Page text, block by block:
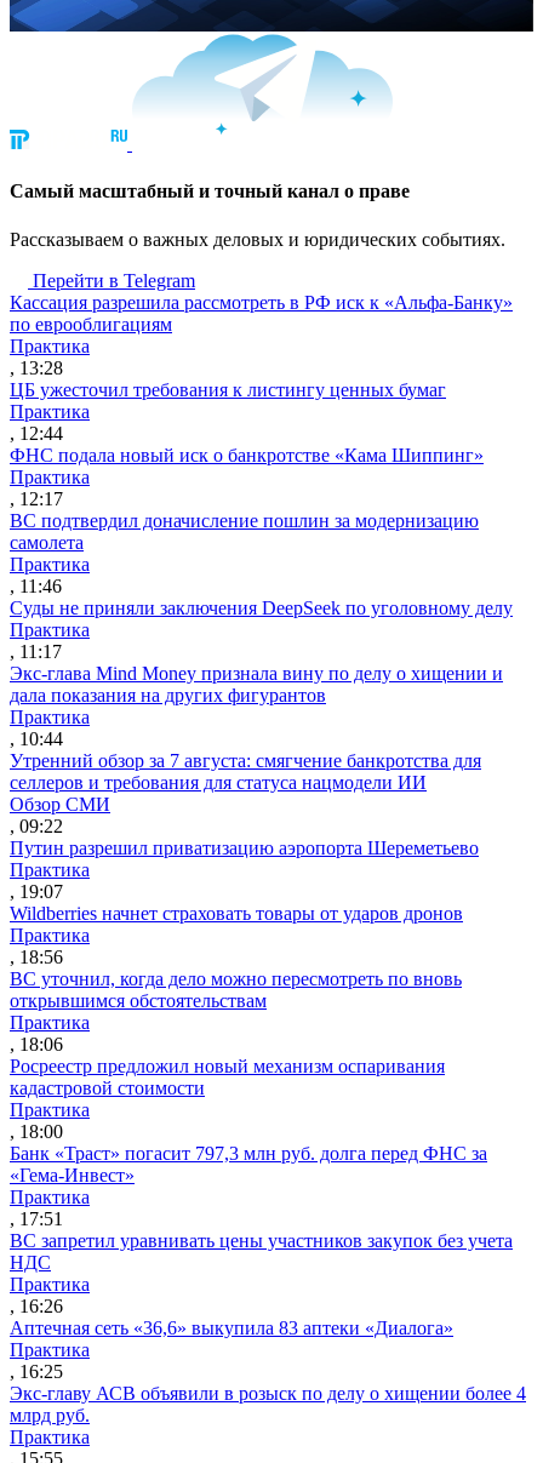
Cамый масштабный и точный канал о праве
Рассказываем о важных деловых и юридических событиях.
Перейти в Telegram
Кассация разрешила рассмотреть в РФ иск к «Альфа-Банку»
по еврооблигациям
Практика
, 13:28
ЦБ ужесточил требования к листингу ценных бумаг
Практика
, 12:44
ФНС подала новый иск о банкротстве «Кама Шиппинг»
Практика
, 12:17
ВС подтвердил доначисление пошлин за модернизацию
самолета
Практика
, 11:46
Суды не приняли заключения DeepSeek по уголовному делу
Практика
, 11:17
Экс-глава Mind Money признала вину по делу о хищении и
дала показания на других фигурантов
Практика
, 10:44
Утренний обзор за 7 августа: смягчение банкротства для
селлеров и требования для статуса нацмодели ИИ
Обзор СМИ
, 09:22
Путин разрешил приватизацию аэропорта Шереметьево
Практика
, 19:07
Wildberries начнет страховать товары от ударов дронов
Практика
, 18:56
ВС уточнил, когда дело можно пересмотреть по вновь
открывшимся обстоятельствам
Практика
, 18:06
Росреестр предложил новый механизм оспаривания
кадастровой стоимости
Практика
, 18:00
Банк «Траст» погасит 797,3 млн руб. долга перед ФНС за
«Гема-Инвест»
Практика
, 17:51
ВС запретил уравнивать цены участников закупок без учета
НДС
Практика
, 16:26
Аптечная сеть «36,6» выкупила 83 аптеки «Диалога»
Практика
, 16:25
Экс-главу АСВ объявили в розыск по делу о хищении более 4
млрд руб.
Практика
, 15:55